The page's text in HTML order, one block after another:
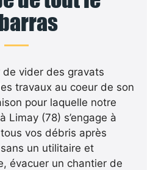
vider des gravats
travaux au coeur de son
pour laquelle notre
Limay (78) s’engage à
vos débris après
un utilitaire et
évacuer un chantier de